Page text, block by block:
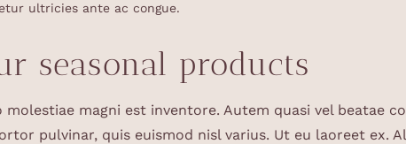
ultricies ante ac congue.
seasonal products
magni est inventore. Autem quasi vel beatae
pulvinar, quis euismod nisl varius. Ut eu laoreet ex.